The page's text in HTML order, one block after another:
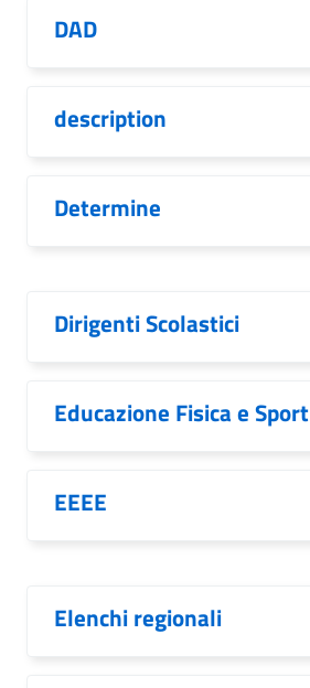
DAD
description
Determine
Dirigenti Scolastici
Educazione Fisica e Sport
EEEE
Elenchi regionali